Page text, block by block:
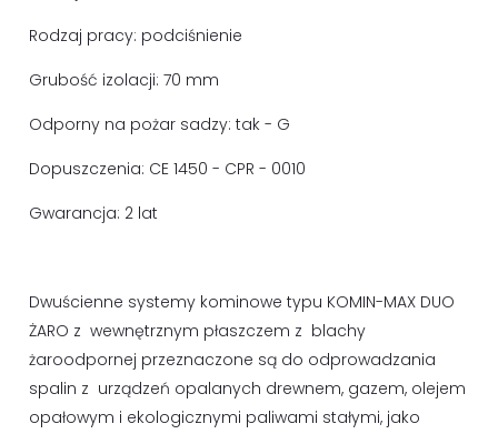
Rodzaj pracy: podciśnienie
Grubość izolacji: 70 mm
Odporny na pożar sadzy: tak - G
Dopuszczenia: CE 1450 - CPR - 0010
Gwarancja: 2 lat
Dwuścienne systemy kominowe typu KOMIN-MAX DUO
ŻARO z wewnętrznym płaszczem z blachy
żaroodpornej przeznaczone są do odprowadzania
spalin z urządzeń opalanych drewnem, gazem, olejem
opałowym i ekologicznymi paliwami stałymi, jako